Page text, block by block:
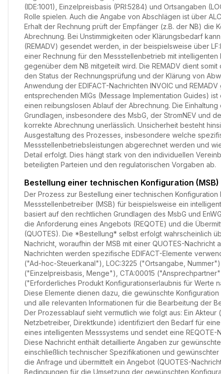
(IDE:1001), Einzelpreisbasis (PRI:5284) und Ortsangaben
Rolle spielen. Auch die Angabe von Abschlägen ist über
Erhalt der Rechnung prüft der Empfänger (z.B. der NB) die
Abrechnung. Bei Unstimmigkeiten oder Klärungsbedarf
(REMADV) gesendet werden, in der beispielsweise über
einer Rechnung für den Messstellenbetrieb mit intelligenten
gegenüber dem NB mitgeteilt wird. Die REMADV dient somit
den Status der Rechnungsprüfung und der Klärung von
Anwendung der EDIFACT-Nachrichten INVOIC und
entsprechenden MIGs (Message Implementation Guides)
einen reibungslosen Ablauf der Abrechnung. Die
Grundlagen, insbesondere des MsbG, der StromNEV und
korrekte Abrechnung unerlässlich. Unsicherheit besteht
Ausgestaltung des Prozesses, insbesondere welche
Messstellenbetriebsleistungen abgerechnet werden und
Detail erfolgt. Dies hängt stark von den individuellen
beteiligten Parteien und den regulatorischen Vorgaben ab.
Bestellung einer technischen Konfiguration (MSB)
Der Prozess zur Bestellung einer technischen Konfiguration
Messstellenbetreiber (MSB) für beispielsweise ein
basiert auf den rechtlichen Grundlagen des MsbG und
die Anforderung eines Angebots (REQOTE) und die
(QUOTES). Die *Bestellung* selbst erfolgt wahrscheinlich
Nachricht, woraufhin der MSB mit einer QUOTES-Nachricht
Nachrichten werden spezifische EDIFACT-Elemente
("Ad-hoc-Steuerkanal"), LOC:3225 ("Ortsangabe,
("Einzelpreisbasis, Menge"), CTA:00015
("Erforderliches Produkt Konfigurationserlaubnis für Werte
Diese Elemente dienen dazu, die gewünschte
und alle relevanten Informationen für die Bearbeitung der
Der Prozessablauf sieht vermutlich wie folgt aus: Ein Akteur
Netzbetreiber, Direktkunde) identifiziert den Bedarf für
eines intelligenten Messsystems und sendet eine REQOTE-
Diese Nachricht enthält detaillierte Angaben zur
einschließlich technischer Spezifikationen und gewünschter
die Anfrage und übermittelt ein Angebot (QUOTES-
Bedingungen für die Umsetzung der gewünschten